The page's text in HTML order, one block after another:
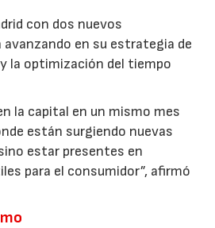
con dos nuevos
en su estrategia de
la optimización del tiempo
la capital en un mismo mes
están surgiendo nuevas
estar presentes en
para el consumidor”, afirmó